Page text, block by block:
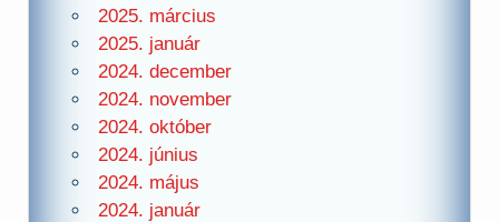
2025. március
2025. január
2024. december
2024. november
2024. október
2024. június
2024. május
2024. január